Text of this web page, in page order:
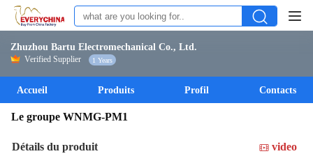
Zhuzhou Bartu Electromechanical Co., Ltd.
Verified Supplier 1 Years
Accueil Produits Profil Contacts
Le groupe WNMG-PM1
Détails du produit video